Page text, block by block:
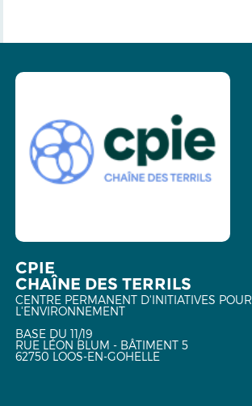
CPIE
CHAÎNE DES TERRILS
CENTRE PERMANENT D'INITIATIVES POUR
L'ENVIRONNEMENT
BASE DU 11/19
RUE LÉON BLUM - BÂTIMENT 5
62750 LOOS-EN-GOHELLE